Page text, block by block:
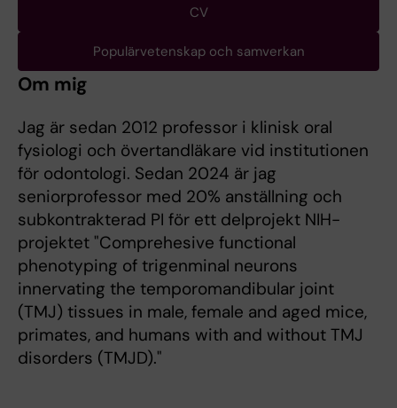
CV
Populärvetenskap och samverkan
Om mig
Jag är sedan 2012 professor i klinisk oral
fysiologi och övertandläkare vid institutionen
för odontologi. Sedan 2024 är jag
seniorprofessor med 20% anställning och
subkontrakterad PI för ett delprojekt NIH-
projektet "Comprehesive functional
phenotyping of trigenminal neurons
innervating the temporomandibular joint
(TMJ) tissues in male, female and aged mice,
primates, and humans with and without TMJ
disorders (TMJD)."